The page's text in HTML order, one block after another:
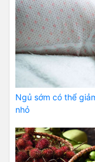
Ngủ sớm có thể
nhỏ